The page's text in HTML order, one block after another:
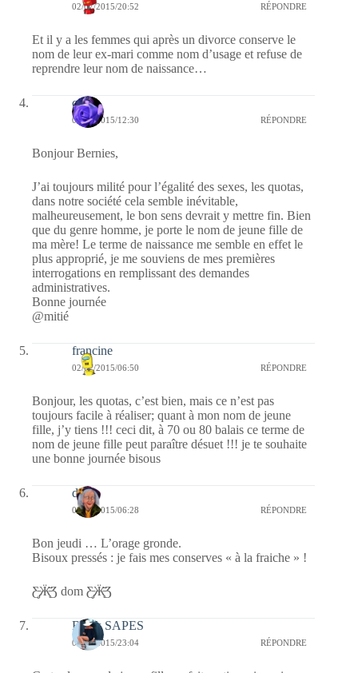
02/07/2015/20:52 RÉPONDRE
Et il y a les femmes qui après un divorce conserve le
nom de leur ex-mari comme nom d’usage et refuse de
reprendre leur nom de naissance…
covix
02/07/2015/12:30 RÉPONDRE
Bonjour Bernies,
J’ai toujours milité pour l’égalité des sexes, les quotas,
dans notre société cela semble inévitable,
malheureusement, le bon sens devrait y mettre fin. Bien
que du genre homme, je porte le nom de jeune fille de
ma mère! Le terme de naissance me semble en effet le
plus approprié, je me souviens de mes premières
interrogations en remplissant des demandes
administratives.
Bonne journée
@mitié
francine
02/07/2015/06:50 RÉPONDRE
Bonjour, les quotas, c’est bien, mais ce n’est pas
toujours facile à réaliser; quant à mon nom de jeune
fille, j’y tiens !!! ceci dit, à 70 ou 80 balais ce terme de
nom de jeune fille peut paraître désuet !!! je te souhaite
une bonne journée bisous
dom
02/07/2015/06:28 RÉPONDRE
Bon jeudi … L’orage gronde.
Bisoux pressés : je fais mes conserves « à la fraiche » !
Ƹ̵̡Ӝ̵̨̄Ʒ dom Ƹ̵̡Ӝ̵̨̄Ʒ
Black SAPES
01/07/2015/23:04 RÉPONDRE